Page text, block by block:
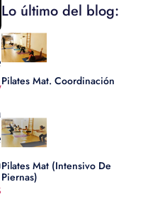
Lo último del blog:
Pilates Mat. Coordinación
Pilates Mat (Intensivo De
Piernas)